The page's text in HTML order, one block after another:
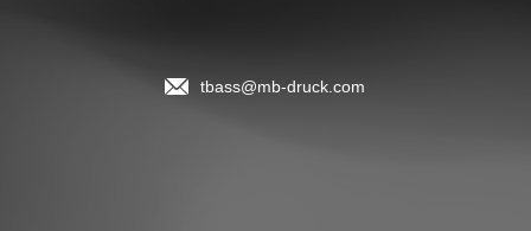
tbass@mb-druck.com